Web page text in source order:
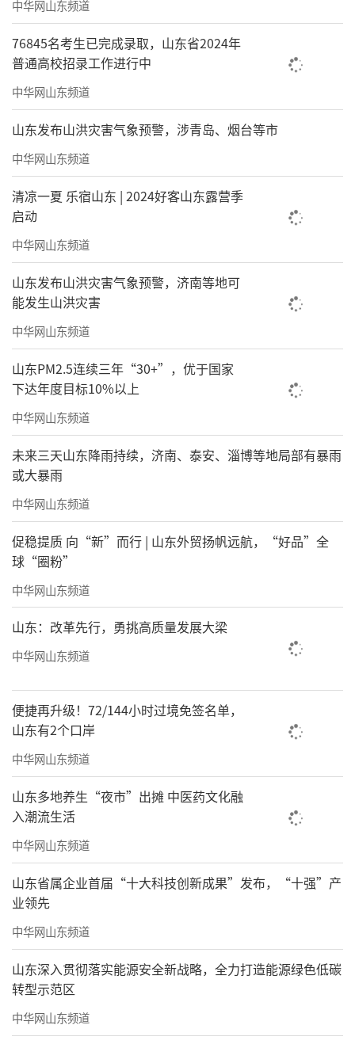
中华网山东频道
76845名考生已完成录取，山东省2024年
普通高校招录工作进行中
中华网山东频道
山东发布山洪灾害气象预警，涉青岛、烟台等市
中华网山东频道
清凉一夏 乐宿山东 | 2024好客山东露营季
启动
中华网山东频道
山东发布山洪灾害气象预警，济南等地可
能发生山洪灾害
中华网山东频道
山东PM2.5连续三年“30+”，优于国家
下达年度目标10%以上
中华网山东频道
未来三天山东降雨持续，济南、泰安、淄博等地局部有暴雨
或大暴雨
中华网山东频道
促稳提质 向“新”而行 | 山东外贸扬帆远航，“好品”全
球“圈粉”
中华网山东频道
山东：改革先行，勇挑高质量发展大梁
中华网山东频道
便捷再升级！72/144小时过境免签名单，
山东有2个口岸
中华网山东频道
山东多地养生“夜市”出摊 中医药文化融
入潮流生活
中华网山东频道
山东省属企业首届“十大科技创新成果”发布，“十强”产
业领先
中华网山东频道
山东深入贯彻落实能源安全新战略，全力打造能源绿色低碳
转型示范区
中华网山东频道